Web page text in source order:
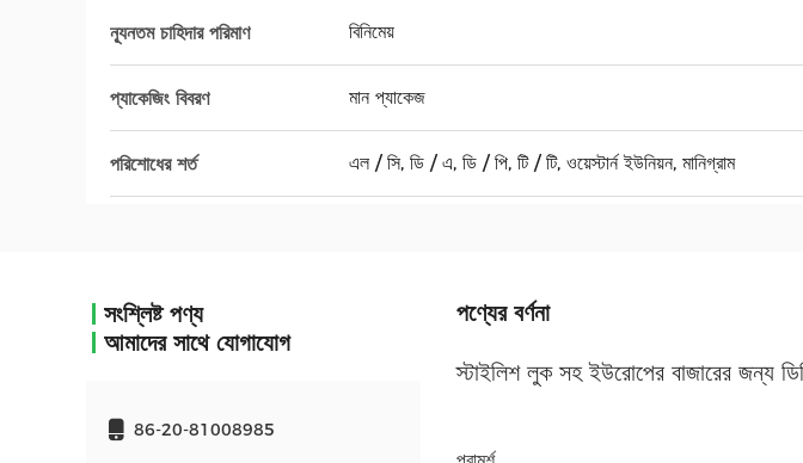
ন্যূনতম চাহিদার পরিমাণ বিনিমেয়
প্যাকেজিং বিবরণ মান প্যাকেজ
পরিশোধের শর্ত এল / সি, ডি / এ, ডি / পি, টি / টি, ওয়েস্টার্ন ইউনিয়ন, মানিগ্রাম
সংশ্লিষ্ট পণ্য
আমাদের সাথে যোগাযোগ
86-20-81008985
পণ্যের বর্ণনা
স্টাইলিশ লুক সহ ইউরোপের বাজারের জন্য